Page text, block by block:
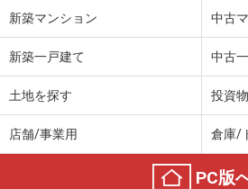
大阪府寝屋川市寝屋１
1,699万円
大阪府堺市西区浜寺元町６
新築マンション 中古
新築一戸建て 中古
土地を探す 投資
店舗/事業用 倉庫/
PC版